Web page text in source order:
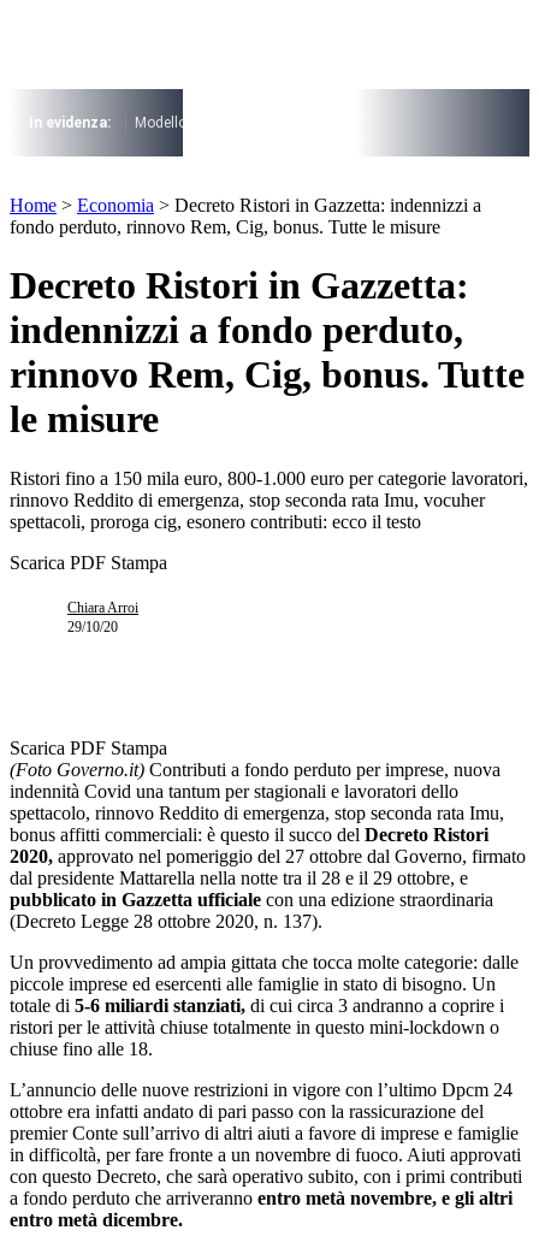
I più cercati
Lorem ipsum dolor sit amet consectetur
Lorem ipsum dolor sit amet consectetur
In evidenza: Modello 730
Lorem ipsum dolor sit amet consectetur
Home > Economia > Decreto Ristori in Gazzetta: indennizzi a
fondo perduto, rinnovo Rem, Cig, bonus. Tutte le misure
Decreto Ristori in Gazzetta:
indennizzi a fondo perduto,
rinnovo Rem, Cig, bonus. Tutte
le misure
Ristori fino a 150 mila euro, 800-1.000 euro per categorie lavoratori,
rinnovo Reddito di emergenza, stop seconda rata Imu, vocuher
spettacoli, proroga cig, esonero contributi: ecco il testo
Scarica PDF Stampa
Chiara Arroi
29/10/20
Scarica PDF Stampa
(Foto Governo.it) Contributi a fondo perduto per imprese, nuova
indennità Covid una tantum per stagionali e lavoratori dello
spettacolo, rinnovo Reddito di emergenza, stop seconda rata Imu,
bonus affitti commerciali: è questo il succo del Decreto Ristori
2020, approvato nel pomeriggio del 27 ottobre dal Governo, firmato
dal presidente Mattarella nella notte tra il 28 e il 29 ottobre, e
pubblicato in Gazzetta ufficiale con una edizione straordinaria
(Decreto Legge 28 ottobre 2020, n. 137).
Un provvedimento ad ampia gittata che tocca molte categorie: dalle
piccole imprese ed esercenti alle famiglie in stato di bisogno. Un
totale di 5-6 miliardi stanziati, di cui circa 3 andranno a coprire i
ristori per le attività chiuse totalmente in questo mini-lockdown o
chiuse fino alle 18.
L’annuncio delle nuove restrizioni in vigore con l’ultimo Dpcm 24
ottobre era infatti andato di pari passo con la rassicurazione del
premier Conte sull’arrivo di altri aiuti a favore di imprese e famiglie
in difficoltà, per fare fronte a un novembre di fuoco. Aiuti approvati
con questo Decreto, che sarà operativo subito, con i primi contributi
a fondo perduto che arriveranno entro metà novembre, e gli altri
entro metà dicembre.